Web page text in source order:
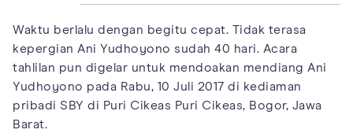
Waktu berlalu dengan begitu cepat. Tidak terasa
kepergian Ani Yudhoyono sudah 40 hari. Acara
tahlilan pun digelar untuk mendoakan mendiang Ani
Yudhoyono pada Rabu, 10 Juli 2017 di kediaman
pribadi SBY di Puri Cikeas Puri Cikeas, Bogor, Jawa
Barat.